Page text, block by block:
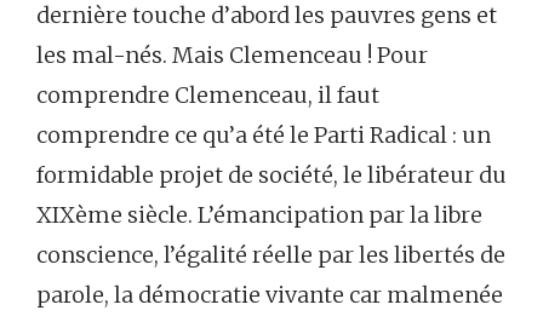
dernière touche d’abord les pauvres gens et
les mal-nés. Mais Clemenceau ! Pour
comprendre Clemenceau, il faut
comprendre ce qu’a été le Parti Radical : un
formidable projet de société, le libérateur du
XIXème siècle. L’émancipation par la libre
conscience, l’égalité réelle par les libertés de
parole, la démocratie vivante car malmenée